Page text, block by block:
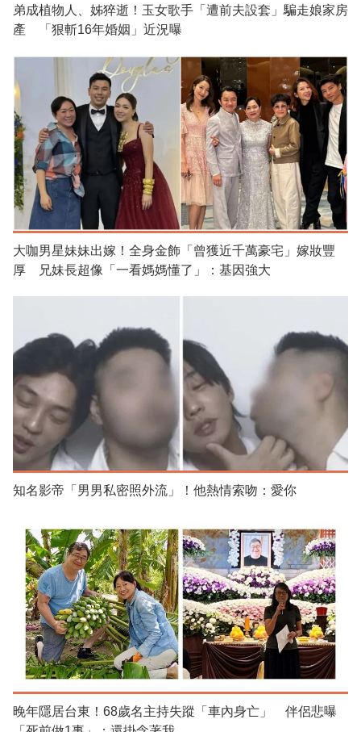
弟成植物人、姊猝逝！玉女歌手「遭前夫設套」騙走娘家房
產 「狠斬16年婚姻」近況曝
大咖男星妹妹出嫁！全身金飾「曾獲近千萬豪宅」嫁妝豐
厚 兄妹長超像「一看媽媽懂了」：基因強大
知名影帝「男男私密照外流」！他熱情索吻：愛你
晚年隱居台東！68歲名主持失蹤「車內身亡」 伴侶悲曝